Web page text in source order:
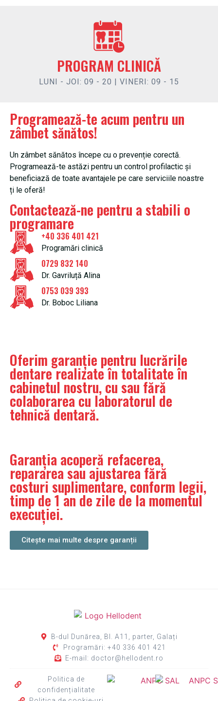
PROGRAM CLINICĂ
LUNI - JOI: 09 - 20 | VINERI: 09 - 15
Programează-te acum pentru un
zâmbet sănătos!
Un zâmbet sănătos începe cu o prevenție corectă.
Programează-te astăzi pentru un control profilactic și
beneficiază de toate avantajele pe care serviciile noastre
ți le oferă!
Contactează-ne pentru a stabili o
programare
+40 336 401 421
Programări clinică
0729 832 140
Dr. Gavriluță Alina
0753 039 393
Dr. Boboc Liliana
Oferim garanție pentru lucrările
dentare realizate în totalitate în
cabinetul nostru, cu sau fără
colaborarea cu laboratorul de
tehnică dentară.
Garanția acoperă refacerea,
repararea sau ajustarea fără
costuri suplimentare, conform legii,
timp de 1 an de zile de la momentul
execuției.
Citește mai multe despre garanții
B-dul Dunărea, Bl. A11, parter, Galați
Programări: +40 336 401 421
E-mail: doctor@hellodent.ro
Politica de
confidențialitate